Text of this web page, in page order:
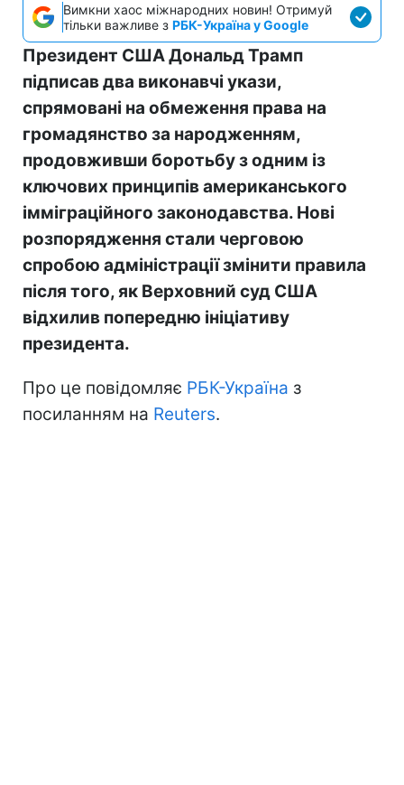
Вимкни хаос міжнародних новин! Отримуй
тільки важливе з РБК-Україна у Google
Президент США Дональд Трамп
підписав два виконавчі укази,
спрямовані на обмеження права на
громадянство за народженням,
продовживши боротьбу з одним із
ключових принципів американського
імміграційного законодавства. Нові
розпорядження стали черговою
спробою адміністрації змінити правила
після того, як Верховний суд США
відхилив попередню ініціативу
президента.
Про це повідомляє РБК-Україна з
посиланням на Reuters.